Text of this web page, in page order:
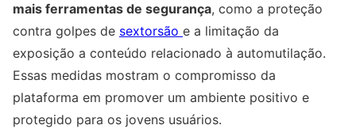
mais ferramentas de segurança, como a proteção
contra golpes de sextorsão e a limitação da
exposição a conteúdo relacionado à automutilação.
Essas medidas mostram o compromisso da
plataforma em promover um ambiente positivo e
protegido para os jovens usuários.